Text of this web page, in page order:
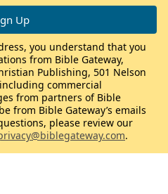
you understand that you
from Bible Gateway,
Publishing, 501 Nelson
commercial
from partners of Bible
from Bible Gateway’s emails
please review our
.